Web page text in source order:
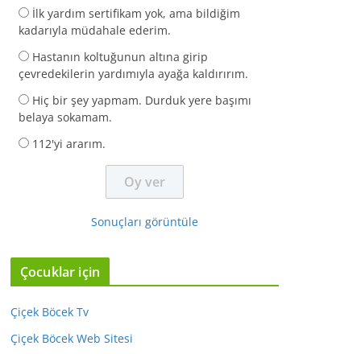
İlk yardım sertifikam yok, ama bildiğim
kadarıyla müdahale ederim.
Hastanın koltuğunun altına girip
çevredekilerin yardımıyla ayağa kaldırırım.
Hiç bir şey yapmam. Durduk yere başımı
belaya sokamam.
112'yi ararım.
Sonuçları görüntüle
Çocuklar için
Çiçek Böcek Tv
Çiçek Böcek Web Sitesi